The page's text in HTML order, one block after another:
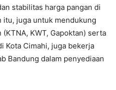
stabilitas harga pangan di
itu, juga untuk mendukung
KWT, Gapoktan) serta
Kota Cimahi, juga bekerja
Bandung dalam penyediaan